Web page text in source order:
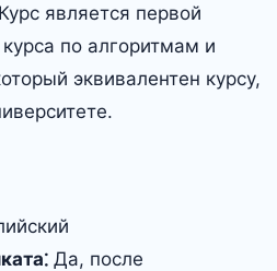
является первой
по алгоритмам и
эквивалентен курсу,
Да, после